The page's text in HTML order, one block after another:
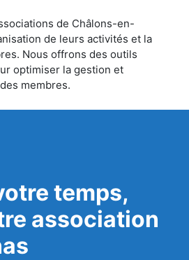
de Châlons-en-
de leurs activités et la
Nous offrons des outils
optimiser la gestion et
membres.
temps,
association